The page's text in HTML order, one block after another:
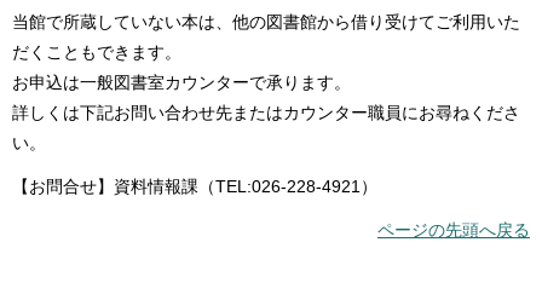
当館で所蔵していない本は、他の図書館から借り受けてご利用いた
だくこともできます。
お申込は一般図書室カウンターで承ります。
詳しくは下記お問い合わせ先またはカウンター職員にお尋ねくださ
い。
【お問合せ】資料情報課（TEL:026-228-4921）
ページの先頭へ戻る